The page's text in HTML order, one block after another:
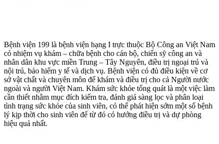
Bệnh viện 199 là bệnh viện hạng I trực thuộc Bộ Công an Việt Nam
có nhiệm vụ khám – chữa bệnh cho cán bộ, chiến sỹ công an và
nhân dân khu vực miền Trung – Tây Nguyên, điều trị ngoại trú và
nội trú, bảo hiểm y tế và dịch vụ. Bệnh viện có đủ điều kiện về cơ
sở vật chất và chuyên môn để khám và điều trị cho cả Người nước
ngoài và người Việt Nam. Khám sức khỏe tổng quát là một việc làm
cần thiết nhằm mục đích kiểm tra, đánh giá sàng lọc và phân loại
tình trạng sức khỏe của sinh viên, có thể phát hiện sớm một số bệnh
lý kịp thời cho sinh viên để từ đó có hướng điều trị và dự phòng
hiệu quả nhất.